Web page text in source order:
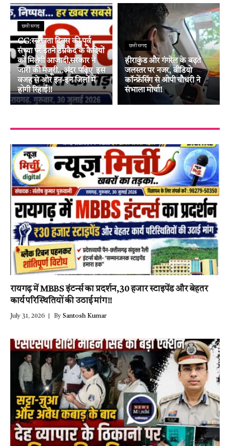
छत्तीसगढ़
CG:स्वतंत्रता दिवस की पूर्व
संध्या पर इतने उम्रकैद के कैदियों
को मिलेगी आजादी,सरकार ने
जारी की मंजूरी…अंदर पढ़िए इस
वजह से ओर इन-इन जिलों में
होगी रिहाई!!
छत्तीसगढ़
हीराकुंड और गंगरेल के बढ़ते
जलस्तर पर नजर, वीडियो
कॉन्फ्रेंसिंग से ओपी चौधरी ने
संभाला मोर्चा!
रायगढ़ में MBBS इंटर्न्स का प्रदर्शन,30 हजार स्टाइपेंड और बेहतर
कार्य परिस्थितियों की उठाई मांग!!
July 31, 2026 By Santosh Kumar